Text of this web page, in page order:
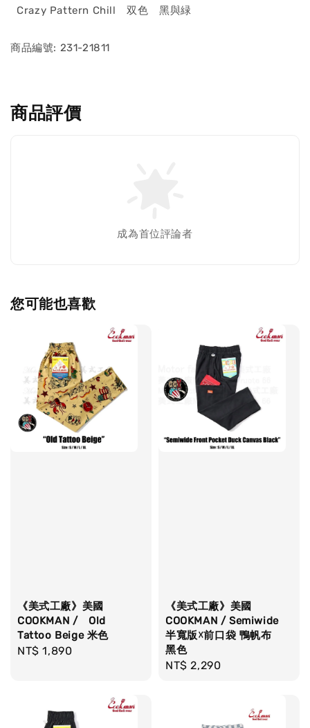
Crazy Pattern Chill 双色 黑與緑
商品編號: 231-21811
商品評價
成為首位評論者
您可能也喜歡
《美式工廠》美國
COOKMAN / Old
Tattoo Beige 米色
Regular
NT$ 1,890
《美式工廠》美國
COOKMAN / Semiwide
半寬版☓前口袋 鴨帆布
黑色
Regular
NT$ 2,290